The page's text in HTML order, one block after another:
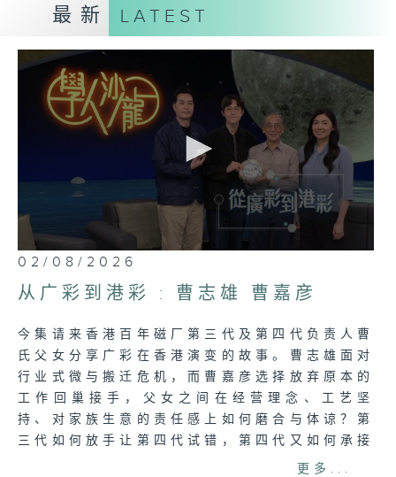
~视觉艺术．电影．音乐．戏曲．文学~
「文化与艺术」打造出一个城市的素质与文
明，文化艺术五花八门，在文化艺术的不同范
畴里，艺文工作者用不同媒体来呈现出精雕细
琢的作品，无论是自我情感的表达或是对社会
意识形态的反响，都是心血与智慧的合成。
星期日：非凡人物
~人物专访~
纵使平凡的人，只要一辈子专注做好一件事，
都是了不起的非凡人物。节目每周将会从社会
上不同界别、不同范畴中邀请一位努力不懈的
中坚份子作人物专访，透过他们的故事互勉互
人生。
最新 LATEST
0
seconds
of
52
7
seconds
02/08/2026
从广彩到港彩 : 曹志雄 曹嘉彦
今集请来香港百年磁厂第三代及第四代负责人曹
氏父女分享广彩在香港演变的故事。曹志雄面对
行业式微与搬迁危机，而曹嘉彦选择放弃原本的
工作回巢接手，父女之间在经营理念、工艺坚
持、对家族生意的责任感上如何磨合与体谅？第
三代如何放手让第四代试错，第四代又如何承接
更多...